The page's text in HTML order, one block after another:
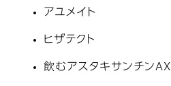
アユメイト
ヒザテクト
飲むアスタキサンチンAX